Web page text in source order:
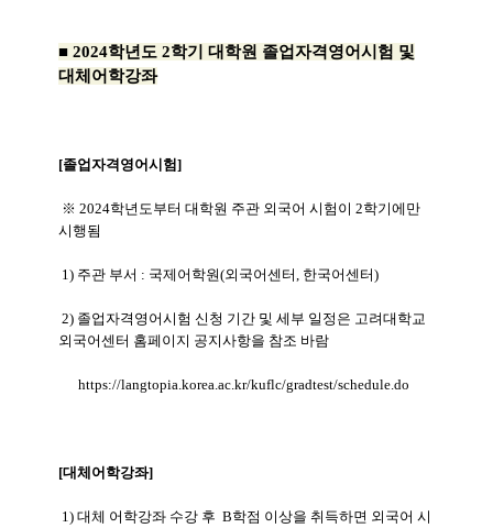
■ 2024학년도 2학기 대학원 졸업자격영어시험 및
대체어학강좌
[졸업자격영어시험]
※ 2024학년도부터 대학원 주관 외국어 시험이 2학기에만
시행됨
1) 주관 부서 : 국제어학원(외국어센터, 한국어센터)
2) 졸업자격영어시험 신청 기간 및 세부 일정은 고려대학교
외국어센터 홈페이지 공지사항을 참조 바람
https://langtopia.korea.ac.kr/kuflc/gradtest/schedule.do
[대체어학강좌]
1) 대체 어학강좌 수강 후 B학점 이상을 취득하면 외국어 시